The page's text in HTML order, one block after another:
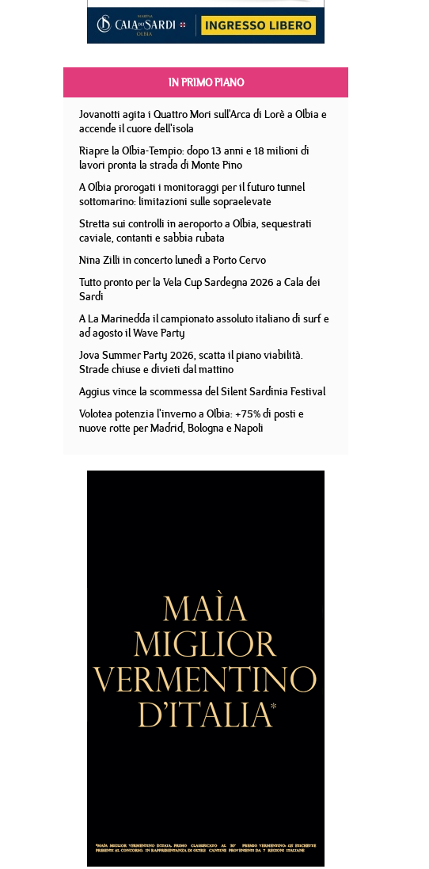
IN PRIMO PIANO
Jovanotti agita i Quattro Mori sull'Arca di Lorè a Olbia e
accende il cuore dell'isola
Riapre la Olbia-Tempio: dopo 13 anni e 18 milioni di
lavori pronta la strada di Monte Pino
A Olbia prorogati i monitoraggi per il futuro tunnel
sottomarino: limitazioni sulle sopraelevate
Stretta sui controlli in aeroporto a Olbia, sequestrati
caviale, contanti e sabbia rubata
Nina Zilli in concerto lunedì a Porto Cervo
Tutto pronto per la Vela Cup Sardegna 2026 a Cala dei
Sardi
A La Marinedda il campionato assoluto italiano di surf e
ad agosto il Wave Party
Jova Summer Party 2026, scatta il piano viabilità.
Strade chiuse e divieti dal mattino
Aggius vince la scommessa del Silent Sardinia Festival
Volotea potenzia l'inverno a Olbia: +75% di posti e
nuove rotte per Madrid, Bologna e Napoli